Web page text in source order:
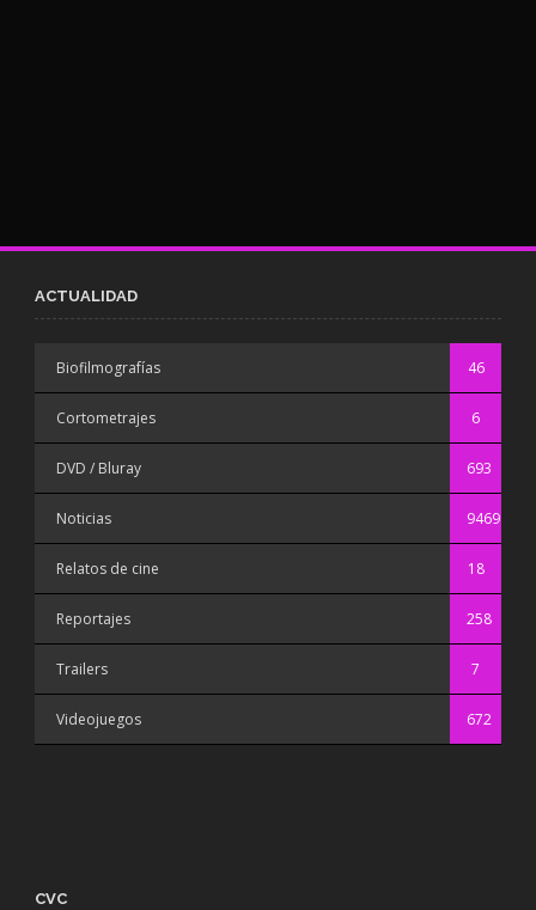
ACTUALIDAD
Biofilmografías 46
Cortometrajes 6
DVD / Bluray 693
Noticias 9469
Relatos de cine 18
Reportajes 258
Trailers 7
Videojuegos 672
CVC